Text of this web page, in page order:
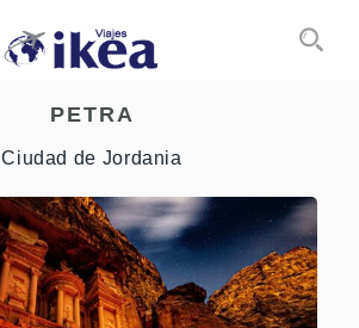
PETRA
Ciudad de Jordania